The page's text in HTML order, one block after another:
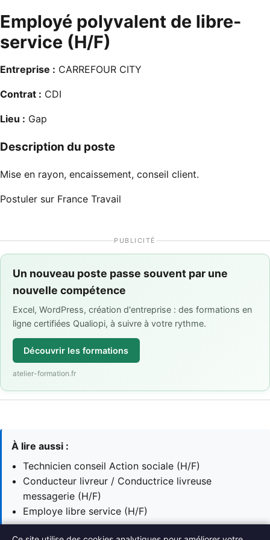
Employé polyvalent de libre-
service (H/F)
Entreprise : CARREFOUR CITY
Contrat : CDI
Lieu : Gap
Description du poste
Mise en rayon, encaissement, conseil client.
Postuler sur France Travail
PUBLICITÉ
Un nouveau poste passe souvent par une
nouvelle compétence
Excel, WordPress, création d'entreprise : des formations en
ligne certifiées Qualiopi, à suivre à votre rythme.
Découvrir les formations
atelier-formation.fr
À lire aussi :
Technicien conseil Action sociale (H/F)
Conducteur livreur / Conductrice livreuse
messagerie (H/F)
Employe libre service (H/F)